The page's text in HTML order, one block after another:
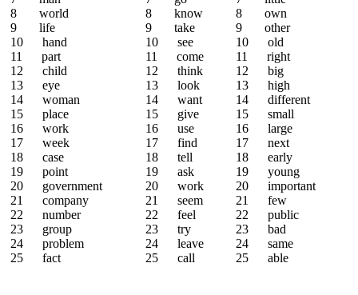
8 world
9 life
10 hand
11 part
12 child
13 eye
14 woman
15 place
16 work
17 week
18 case
19 point
20 government
21 company
22 number
23 group
24 problem
25 fact
8 know
9 take
10 see
11 come
12 think
13 look
14 want
15 give
16 use
17 find
18 tell
19 ask
20 work
21 seem
22 feel
23 try
24 leave
25 call
8 own
9 other
10 old
11 right
12 big
13 high
14 different
15 small
16 large
17 next
18 early
19 young
20 important
21 few
22 public
23 bad
24 same
25 able